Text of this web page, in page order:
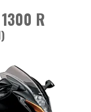
R